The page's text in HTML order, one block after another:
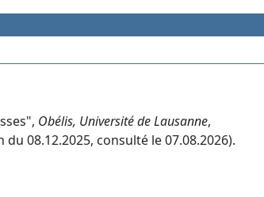
Obélis, Université de Lausanne,
du 08.12.2025, consulté le 07.08.2026).